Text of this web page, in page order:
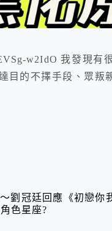
w2IdO 我發現有
目的不擇手段、眾叛
劉冠廷回應《初戀
色星座?